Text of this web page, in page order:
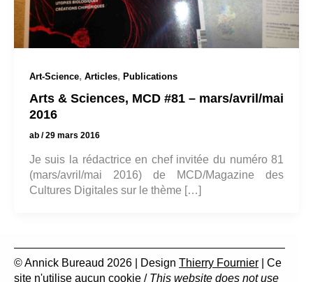
Art-Science, Articles, Publications
Arts & Sciences, MCD #81 – mars/avril/mai
2016
ab /29 mars 2016
Je suis la rédactrice en chef invitée du numéro 81
(mars/avril/mai 2016) de MCD/Magazine des
Cultures Digitales sur le thème […]
© Annick Bureaud 2026 | Design Thierry Fournier | Ce
site n'utilise aucun cookie / This website does not use